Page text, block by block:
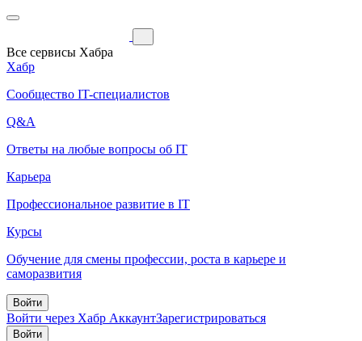
Все сервисы Хабра
Хабр
Сообщество IT-специалистов
Q&A
Ответы на любые вопросы об IT
Карьера
Профессиональное развитие в IT
Курсы
Обучение для смены профессии, роста в карьере и
саморазвития
Войти
Войти через Хабр АккаунтЗарегистрироваться
Войти